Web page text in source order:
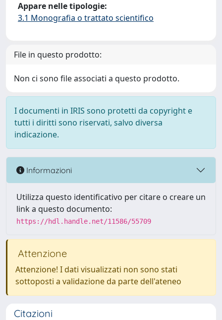
Appare nelle tipologie:
3.1 Monografia o trattato scientifico
File in questo prodotto:
Non ci sono file associati a questo prodotto.
I documenti in IRIS sono protetti da copyright e
tutti i diritti sono riservati, salvo diversa
indicazione.
Informazioni
Utilizza questo identificativo per citare o creare un
link a questo documento:
https://hdl.handle.net/11586/55709
Attenzione
Attenzione! I dati visualizzati non sono stati
sottoposti a validazione da parte dell'ateneo
Citazioni